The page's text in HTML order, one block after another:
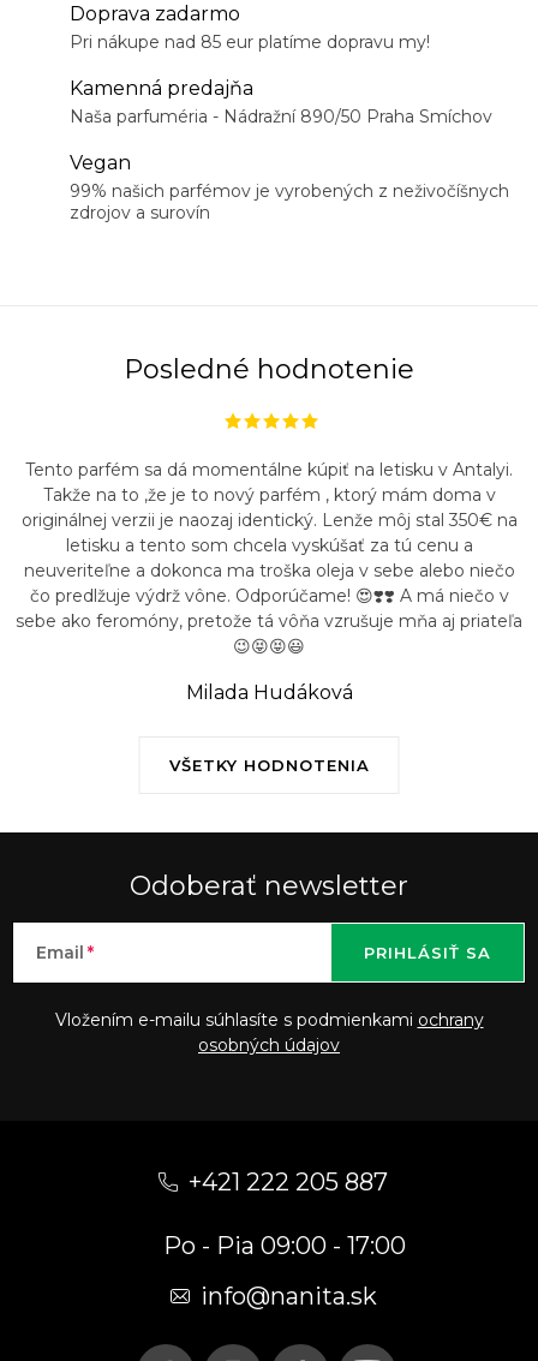
Doprava zadarmo
Pri nákupe nad 85 eur platíme dopravu my!
Kamenná predajňa
Naša parfuméria - Nádražní 890/50 Praha Smíchov
Vegan
99% našich parfémov je vyrobených z neživočíšnych
zdrojov a surovín
Posledné hodnotenie
VŠETKY HODNOTENIA
Tento parfém sa dá momentálne kúpiť na letisku v Antalyi.
Takže na to ,že je to nový parfém , ktorý mám doma v
originálnej verzii je naozaj identický. Lenže môj stal 350€ na
letisku a tento som chcela vyskúšať za tú cenu a
neuveriteľne a dokonca ma troška oleja v sebe alebo niečo
čo predlžuje výdrž vône. Odporúčame! 😍❣️❣️ A má niečo v
sebe ako feromóny, pretože tá vôňa vzrušuje mňa aj priateľa
😉😝😝😃
Milada Hudáková
Odoberať newsletter
Email
Vložením e-mailu súhlasíte s podmienkami ochrany
osobných údajov
PRIHLÁSIŤ SA
+421 222 205 887
Po - Pia 09:00 - 17:00
info@nanita.sk